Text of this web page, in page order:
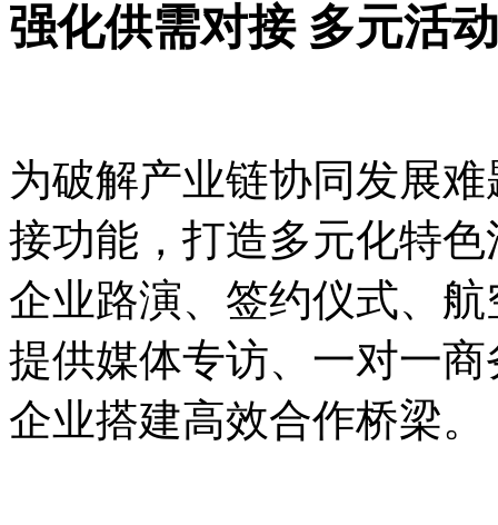
强化供需对接 多元活
为破解产业链协同发展
接功能，打造多元化特
企业路演、签约仪式、
提供媒体专访、一对一
企业搭建高效合作桥梁。